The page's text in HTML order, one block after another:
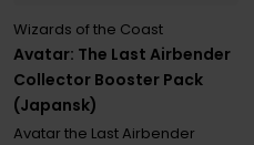
Avatar: The Last Airbender
Collector Booster Pack
(Japansk)
Wizards of the Coast
Avatar the Last Airbender